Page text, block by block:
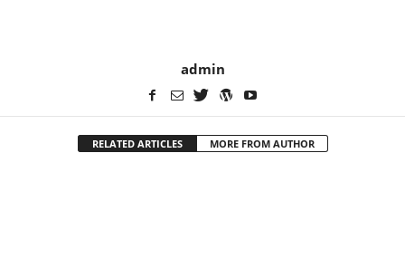
admin
RELATED ARTICLES MORE FROM AUTHOR